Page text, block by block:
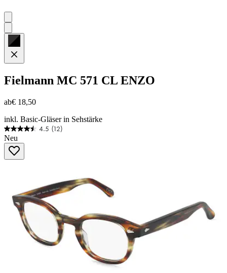
Fielmann MC 571 CL ENZO
ab€ 18,50
inkl. Basic-Gläser in Sehstärke
4.5 (12)
4.5
von
Sternen.
Neu